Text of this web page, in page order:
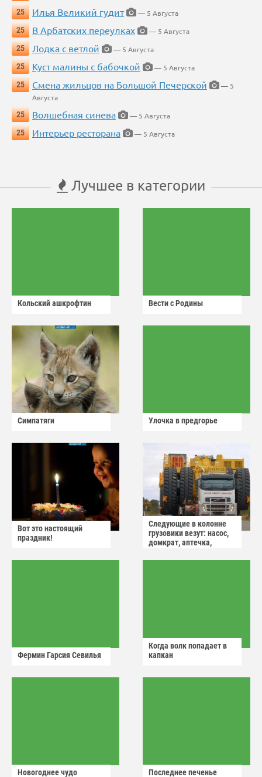
25
Илья Великий гудит
— 5 Августа
25
В Арбатских переулках
— 5 Августа
25
Лодка с ветлой
— 5 Августа
25
Куст малины с бабочкой
— 5 Августа
25
Смена жильцов на Большой Печерской
— 5
Августа
25
Волшебная синева
— 5 Августа
25
Интерьер ресторана — 5 Августа
Лучшее в категории
Кольский ашкрофтин Вести с Родины
Симпатяги Улочка в предгорье
Вот это настоящий
праздник!
Следующие в колонне
грузовики везут: насос,
домкрат, аптечка,
Фермин Гарсия Севилья
Когда волк попадает в
капкан
Новогоднее чудо Последнее печенье